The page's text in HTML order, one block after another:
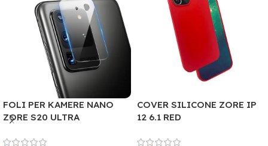
FOLI PER KAMERE NANO
ZORE S20 ULTRA
COVER SILICONE ZORE IP
12 6.1 RED